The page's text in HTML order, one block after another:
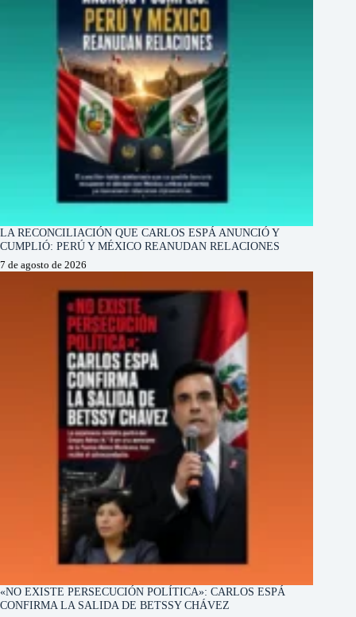
LA RECONCILIACIÓN QUE CARLOS ESPÁ ANUNCIÓ Y
CUMPLIÓ: PERÚ Y MÉXICO REANUDAN RELACIONES
7 de agosto de 2026
«NO EXISTE PERSECUCIÓN POLÍTICA»: CARLOS ESPÁ
CONFIRMA LA SALIDA DE BETSSY CHÁVEZ